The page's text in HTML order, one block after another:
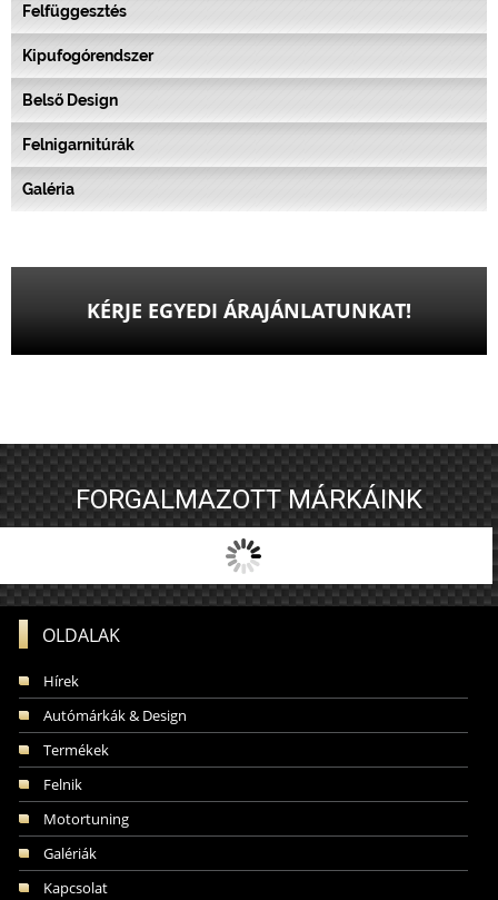
Felfüggesztés
Kipufogórendszer
Belső Design
Felnigarnitúrák
Galéria
KÉRJE EGYEDI ÁRAJÁNLATUNKAT!
FORGALMAZOTT MÁRKÁINK
OLDALAK
Hírek
Autómárkák & Design
Termékek
Felnik
Motortuning
Galériák
Kapcsolat